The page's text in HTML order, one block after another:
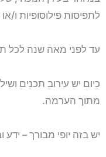
לתפיסות פילוסופיות ו/
עד לפני מאה שנה לכל
כיום יש עירוב תכנים
מתוך הערמה.
יש בזה יופי מבורך –